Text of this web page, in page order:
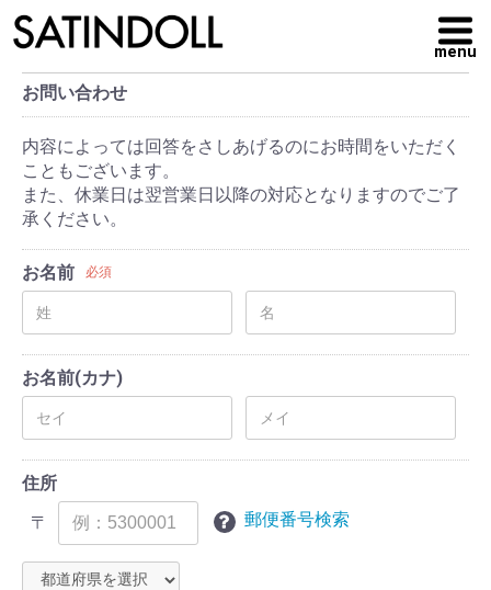
menu
お問い合わせ
内容によっては回答をさしあげるのにお時間をいただく
こともございます。
また、休業日は翌営業日以降の対応となりますのでご了
承ください。
お名前 必須
お名前(カナ)
住所
〒
郵便番号検索